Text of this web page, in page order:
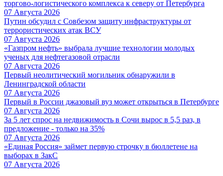
торгово-логистического комплекса к северу от Петербурга
07 Августа 2026
Путин обсудил с Совбезом защиту инфраструктуры от
террористических атак ВСУ
07 Августа 2026
«Газпром нефть» выбрала лучшие технологии молодых
ученых для нефтегазовой отрасли
07 Августа 2026
Первый неолитический могильник обнаружили в
Ленинградской области
07 Августа 2026
Первый в России джазовый вуз может открыться в Петербурге
07 Августа 2026
За 5 лет спрос на недвижимость в Сочи вырос в 5,5 раз, в
предложение - только на 35%
07 Августа 2026
«Единая Россия» займет первую строчку в бюллетене на
выборах в ЗакС
07 Августа 2026